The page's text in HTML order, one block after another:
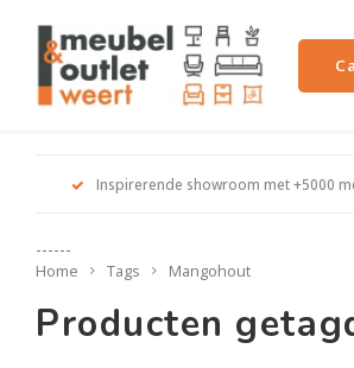
Inspirerende showroom met +5000
------
Home Tags Mangohout
Producten